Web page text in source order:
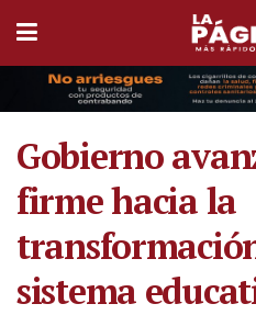
Gobierno
firme hacia la
sistema